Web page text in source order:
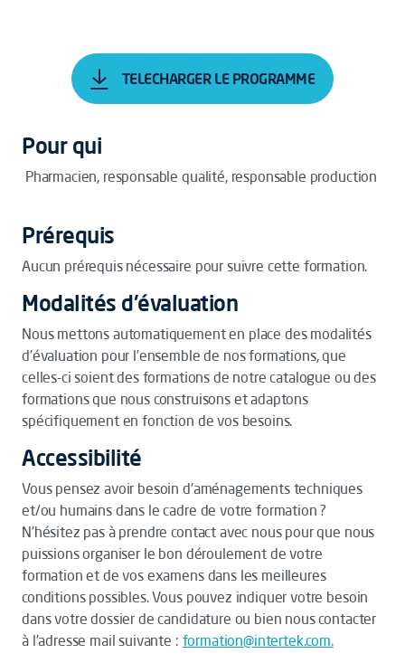
TELECHARGER LE PROGRAMME
Pour qui
Pharmacien, responsable qualité, responsable production
Prérequis
Aucun prérequis nécessaire pour suivre cette formation.
Modalités d'évaluation
Nous mettons automatiquement en place des modalités
d’évaluation pour l’ensemble de nos formations, que
celles-ci soient des formations de notre catalogue ou des
formations que nous construisons et adaptons
spécifiquement en fonction de vos besoins.
Accessibilité
Vous pensez avoir besoin d'aménagements techniques
et/ou humains dans le cadre de votre formation ?
N’hésitez pas à prendre contact avec nous pour que nous
puissions organiser le bon déroulement de votre
formation et de vos examens dans les meilleures
conditions possibles. Vous pouvez indiquer votre besoin
dans votre dossier de candidature ou bien nous contacter
à l'adresse mail suivante : formation@intertek.com.